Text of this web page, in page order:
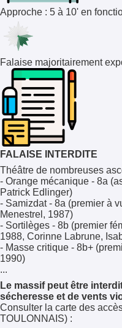
Approche : 5 à 10' en
Falaise majoritairement
FALAISE INTERDITE
Théâtre de nombreuses
- Orange mécanique - 8a
Patrick Edlinger)
- Samizdat - 8a (premier à
Menestrel, 1987)
- Sortilèges - 8b (premier
1988, Corinne Labrune,
- Masse critique - 8b+
1990)
...
Le massif peut être
sécheresse et de vents
Consulter la carte des
TOULONNAIS) :